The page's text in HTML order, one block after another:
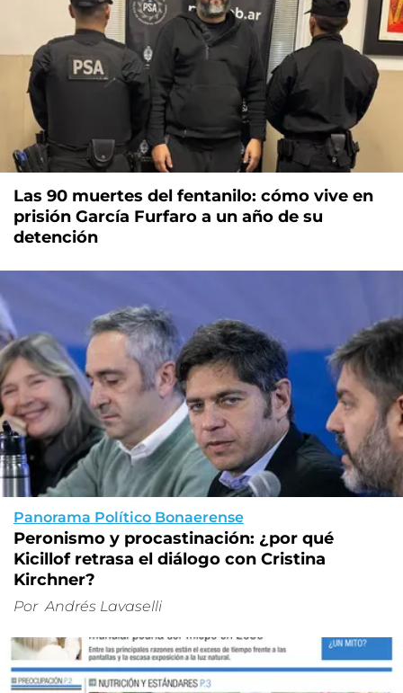
Las 90 muertes del fentanilo: cómo vive en
prisión García Furfaro a un año de su
detención
Panorama Político Bonaerense
Peronismo y procastinación: ¿por qué
Kicillof retrasa el diálogo con Cristina
Kirchner?
Por Andrés Lavaselli